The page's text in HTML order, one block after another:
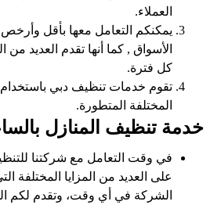
العملاء.
يمكنكم التعامل معها بأقل وأرخص
الأسواق , كما أنها تقدم العديد
كل فترة.
تقوم خدمات تنظيف دبي باستخدام
المختلفة المتطورة.
خدمة تنظيف المنازل
في وقت التعامل مع شركتنا
على العديد من المزايا المختلفة
الشركة في أي وقت، وتقدم لكم